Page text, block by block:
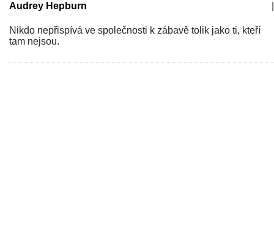
Audrey Hepburn
Nikdo nepřispívá ve společnosti k zábavě tolik jako ti, kteří
tam nejsou.